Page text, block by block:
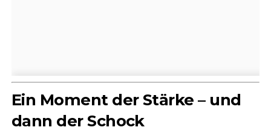
Ein Moment der Stärke – und
dann der Schock